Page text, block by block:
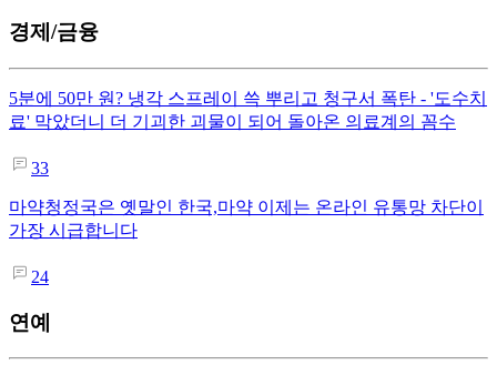
경제/금융
5분에 50만 원? 냉각 스프레이 쓱 뿌리고 청구서 폭탄 - '도수치
료' 막았더니 더 기괴한 괴물이 되어 돌아온 의료계의 꼼수
33
마약청정국은 옛말인 한국,마약 이제는 온라인 유통망 차단이
가장 시급합니다
24
연예